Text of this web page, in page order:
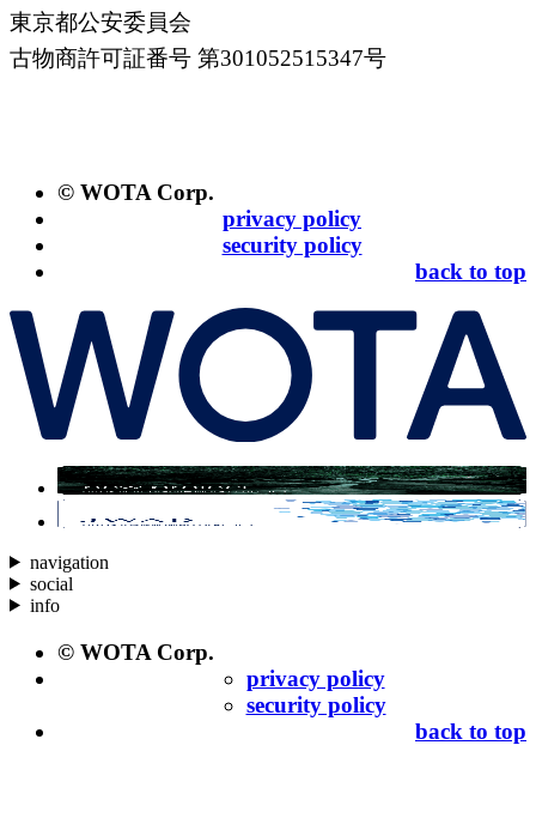
東京都公安委員会
古物商許可証番号 第301052515347号
© WOTA Corp.
privacy policy
security policy
back to top
navigation
social
info
© WOTA Corp.
privacy policy
security policy
back to top